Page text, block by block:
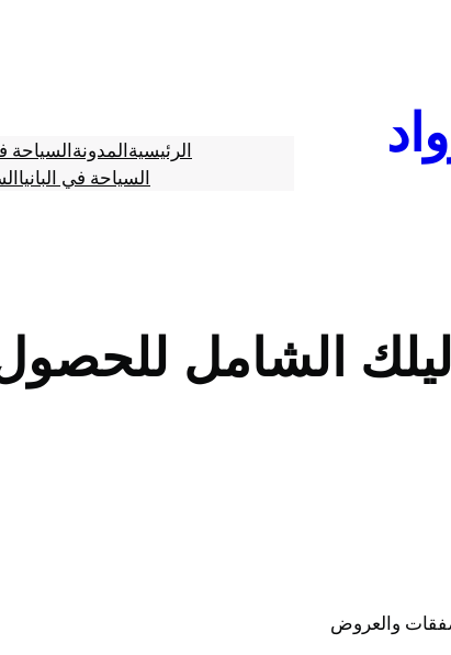
الرئيسيةالمدونةالسياحة
السياحة في البانيا
الشامل
والعروض